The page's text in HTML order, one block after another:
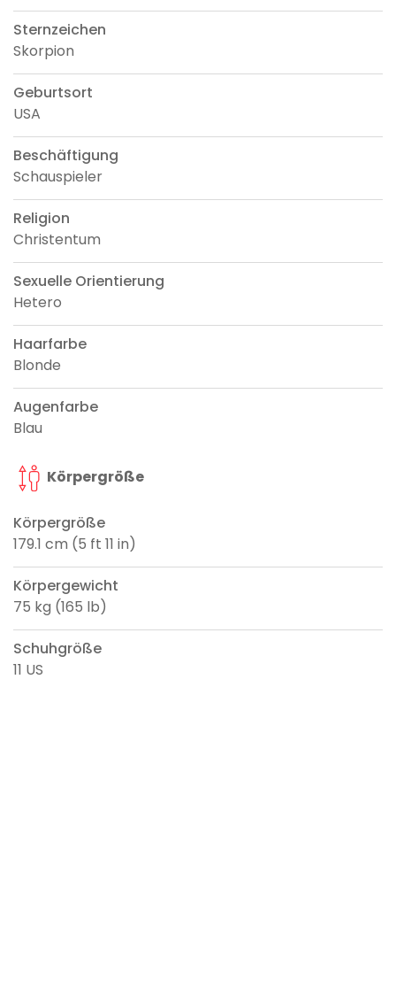
Sternzeichen
Skorpion
Geburtsort
USA
Beschäftigung
Schauspieler
Religion
Christentum
Sexuelle Orientierung
Hetero
Haarfarbe
Blonde
Augenfarbe
Blau
Körpergröße
Körpergröße
179.1 cm (5 ft 11 in)
Körpergewicht
75 kg (165 lb)
Schuhgröße
11 US